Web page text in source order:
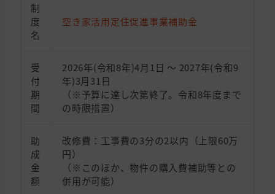
制
度
名
空き家活用定住促進事業補助金
受
付
期
間
2026年(令和8年)4月1日 〜 2027年(令和9
年)3月31日
（※予算に達し次第終了。令和8年度まで
の時限措置）
助
成
金
額
改修費：工事費の3分の2以内（上限60万
円）
（※このほか、物件の購入費補助等との
併用が可能）